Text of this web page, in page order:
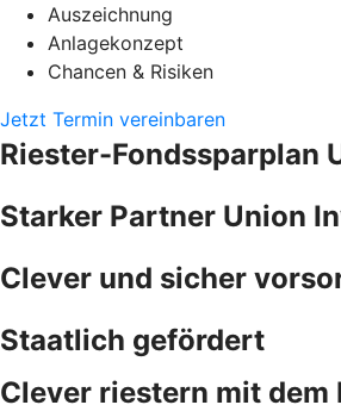
Auszeichnung
Anlagekonzept
Chancen & Risiken
Jetzt Termin vereinbaren
Riester-Fondssparplan
Starker Partner Union
Clever und sicher
Staatlich gefördert
Clever riestern mit